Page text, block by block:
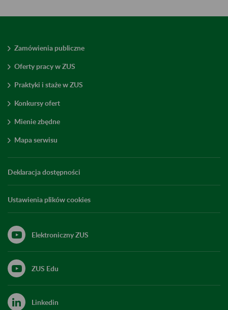
Zamówienia publiczne
Oferty pracy w ZUS
Praktyki i staże w ZUS
Konkursy ofert
Mienie zbędne
Mapa serwisu
Deklaracja dostępności
Ustawienia plików cookies
Elektroniczny ZUS
ZUS Edu
Linkedin